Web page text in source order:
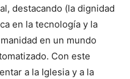
destacando (la dignidad
en la tecnología y la
en un mundo
Con este
a la Iglesia y a la